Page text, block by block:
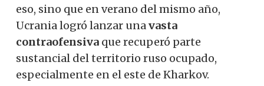
eso, sino que en verano del mismo año,
Ucrania logró lanzar unavasta
contraofensiva que recuperó parte
sustancial del territorio ruso ocupado,
especialmente en el este de Kharkov.